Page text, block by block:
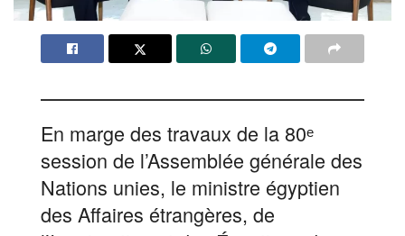
En marge des travaux de la 80ᵉ
session de l’Assemblée générale des
Nations unies, le ministre égyptien
des Affaires étrangères, de